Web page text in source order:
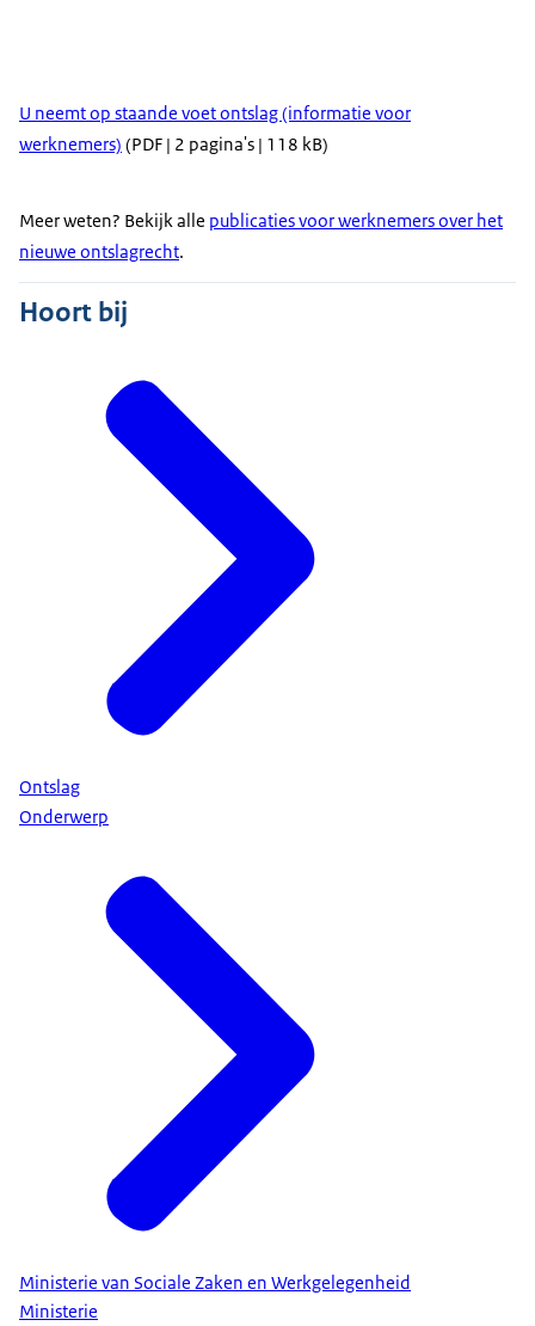
U neemt op staande voet ontslag (informatie voor
werknemers) (PDF | 2 pagina's | 118 kB)
Meer weten? Bekijk alle publicaties voor werknemers over het
nieuwe ontslagrecht.
Hoort bij
Ontslag
Onderwerp
Ministerie van Sociale Zaken en Werkgelegenheid
Ministerie